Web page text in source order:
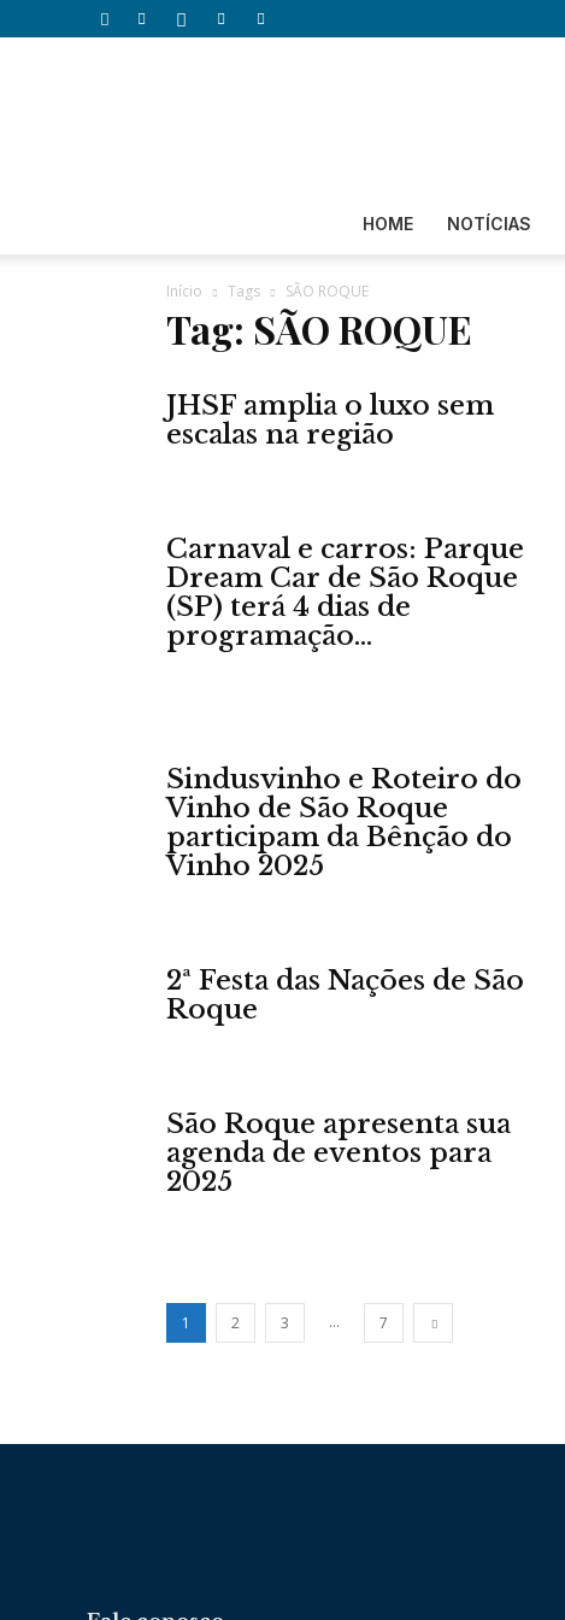
HOME NOTÍCIAS
Início Tags SÃO ROQUE
Tag: SÃO ROQUE
JHSF amplia o luxo sem
escalas na região
Carnaval e carros: Parque
Dream Car de São Roque
(SP) terá 4 dias de
programação...
Sindusvinho e Roteiro do
Vinho de São Roque
participam da Bênção do
Vinho 2025
2ª Festa das Nações de São
Roque
São Roque apresenta sua
agenda de eventos para
2025
1 2 3 ... 7